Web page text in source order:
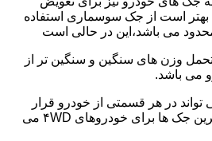
بهتر است از جک سوسماری استفاده
می باشد،این در حالی است
وزن های سنگین و سنگین تر از
می باشد.
در هر قسمتی از خودرو قرار
بگیرد.جک سوسماری از بهترین جک ها برای خودروهای ۴WD می